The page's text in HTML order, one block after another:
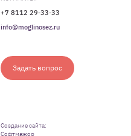
+7 8112 29-33-33
info@moglinosez.ru
Задать вопрос
Создание сайта:
Софтмажор